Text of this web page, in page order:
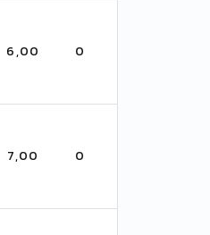
6,00 0
7,00 0